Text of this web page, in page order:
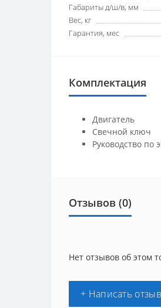
Габариты д/ш/в, мм
Вес, кг
Гарантия, мес
Комплектация
Двигатель
Свечной ключ
Руководство по
Отзывов (0)
Нет отзывов об этом
+ Написать отзыв